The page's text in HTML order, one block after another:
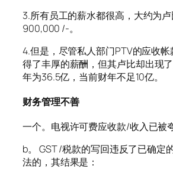
3.所有员工的薪水都很高，大约为
900,000 /-。
4.但是，尽管私人部门PTV的应收
得了丰厚的薪酬，但其卢比却出现
年为36.5亿，当前财年不足10亿。
财务管理不善
一个。电视许可费应收款/收入已被
b。 GST /税款的写回违反了已确定
法的，其结果是：